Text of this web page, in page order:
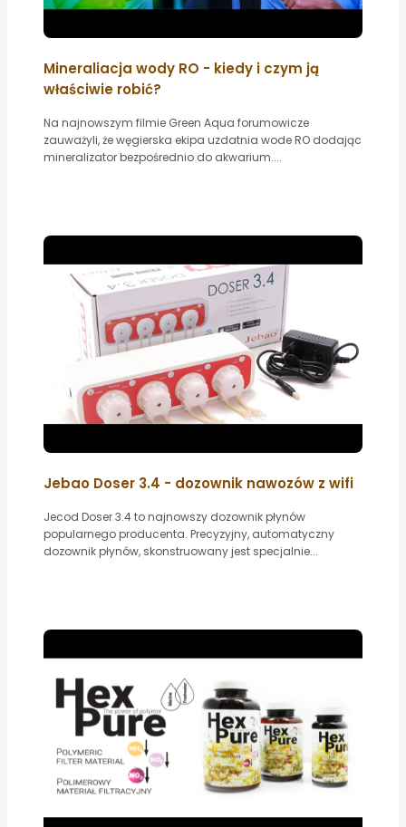
Mineraliacja wody RO - kiedy i czym ją
właściwie robić?
Na najnowszym filmie Green Aqua forumowicze
zauważyli, że węgierska ekipa uzdatnia wode RO dodając
mineralizator bezpośrednio do akwarium....
Jebao Doser 3.4 - dozownik nawozów z wifi
Jecod Doser 3.4 to najnowszy dozownik płynów
popularnego producenta. Precyzyjny, automatyczny
dozownik płynów, skonstruowany jest specjalnie...